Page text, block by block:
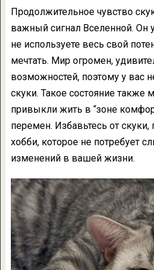
Продолжительное чувство
важный сигнал Вселенной. Он
не используете весь свой
мечтать. Мир огромен,
возможностей, поэтому у вас
скуки. Такое состояние также
привыкли жить в “зоне
перемен. Избавьтесь от
хобби, которое не потребует
изменений в вашей жизни.